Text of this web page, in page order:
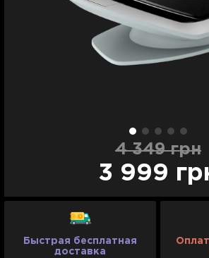
4 349 грн
3 999
Быстрая бесплатная
доставка